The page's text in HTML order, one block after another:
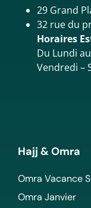
29 Grand
32 rue du
Horaires
Du Lundi
Vendredi –
Hajj & Omra
Omra Vacance
Omra Janvier